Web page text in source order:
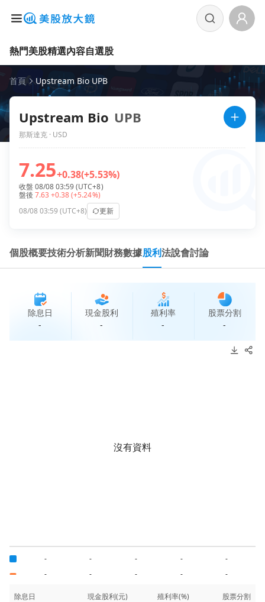
熱門美股精選內容自選股
首頁 Upstream Bio UPB
Upstream Bio UPB
那斯達克 · USD
7.25+0.38(+5.53%)
收盤 08/08 03:59 (UTC+8)
盤後7.63+0.38(+5.24%)
08/08 03:59 (UTC+8)
更新
個股概要技術分析新聞財務數據股利法說會討論
除息日
-
現金股利
-
殖利率
-
股票分割
-
沒有資料
- - - -
-
-
- - - -
除息日 現金股利(元) 殖利率(%) 股票分割